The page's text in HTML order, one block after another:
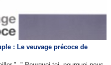
: Le veuvage précoce de